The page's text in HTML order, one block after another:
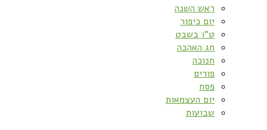
ראש השנה
יום כיפור
ט”ו בשבט
חג האהבה
חנוכה
פורים
פסח
יום העצמאות
שבועות